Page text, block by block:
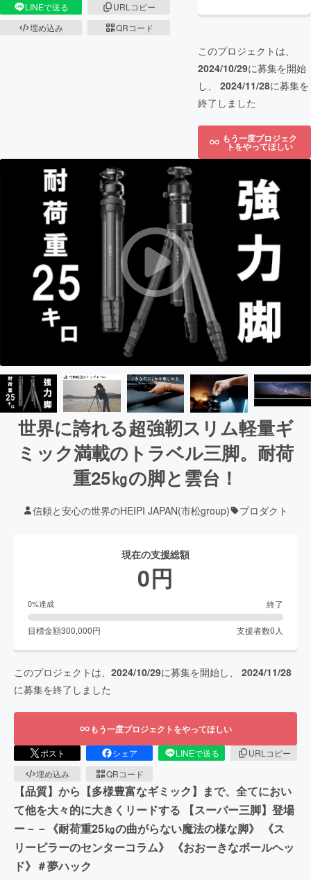
LINEで送る
URLコピー
埋め込み
QRコード
このプロジェクトは、
2024/10/29に募集を開始
し、 2024/11/28に募集を
終了しました
もう一度プロジェク
トをやってほしい
世界に誇れる超強靭スリム軽量ギ
ミック満載のトラベル三脚。耐荷
重25㎏の脚と雲台！
信頼と安心の世界のHEIPI JAPAN(市松group) プロダクト
現在の支援総額
0円
0%達成 終了
目標金額300,000円 支援者数0 人
このプロジェクトは、 2024/10/29に募集を開始し、 2024/11/28
に募集を終了しました
もう一度プロジェクトをやってほしい
ポスト シェア LINEで送る
URLコピー
埋め込み
QRコード
【品質】から【多様豊富なギミック】まで、全てにおい
て他を大々的に大きくリードする 【スーパー三脚】登場
ー－－《耐荷重25㎏の曲がらない魔法の様な脚》 《ス
リーピラーのセンターコラム》 《おおーきなボールヘッ
ド》＃夢ハック